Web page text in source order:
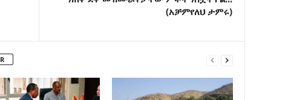
(አቻምየለህ ታምሩ)